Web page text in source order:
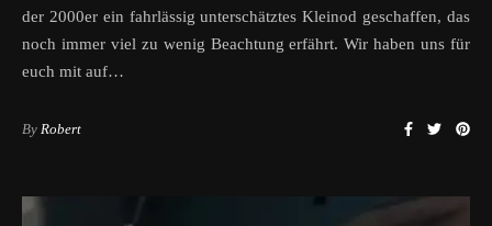
der 2000er ein fahrlässig unterschätztes Kleinod geschaffen, das
noch immer viel zu wenig Beachtung erfährt. Wir haben uns für
euch mit auf…
By Robert